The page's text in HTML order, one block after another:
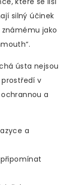
silný účinek
jako
ústa nejsou
v
a
a